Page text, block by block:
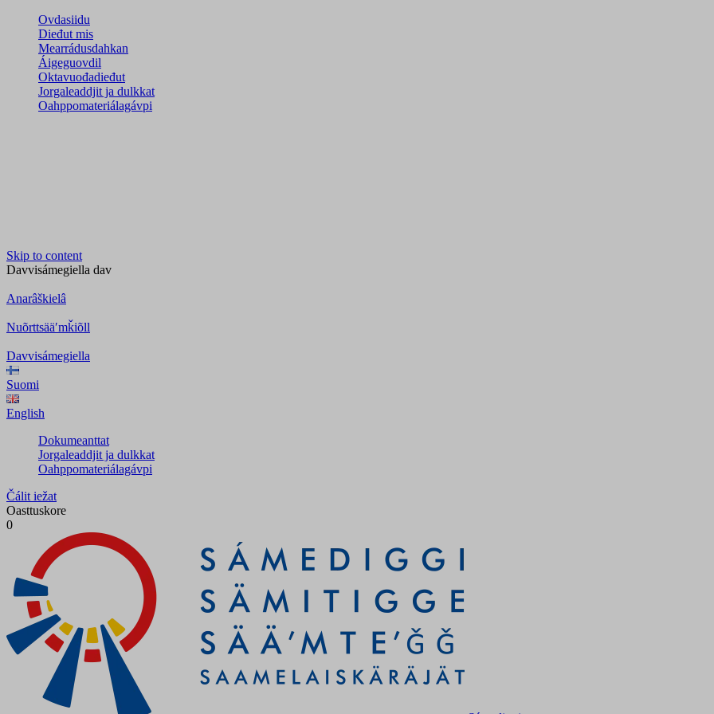
Ovdasiidu
Dieđut mis
Mearrádusdahkan
Áigeguovdil
Oktavuođadieđut
Jorgaleaddjit ja dulkkat
Oahppomateriálagávpi
Skip to content
Davvisámegiella dav
Anarâškielâ
Nuõrttsääʹmǩiõll
Davvisámegiella
Suomi
English
Dokumeanttat
Jorgaleaddjit ja dulkkat
Oahppomateriálagávpi
Čálit iežat
Oasttuskore
0